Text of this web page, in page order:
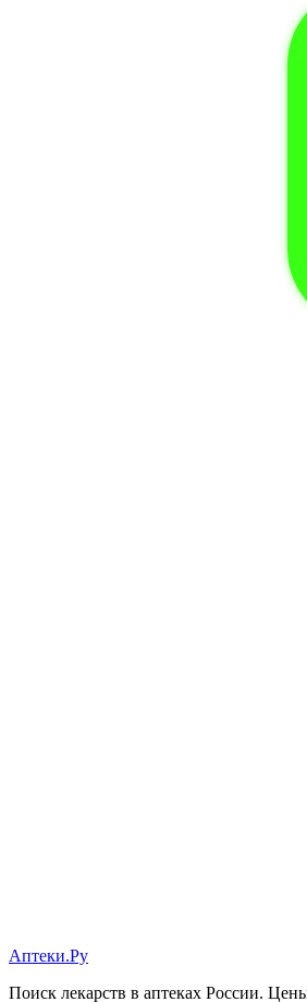
Аптеки.Ру
Поиск лекарств в аптеках России.